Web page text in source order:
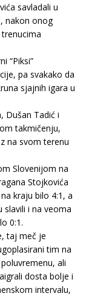
savladali u
nakon onog
“Piksi”
pa svakako da
sjajnih igara u
Dušan Tadić i
takmičenju,
na svom terenu
Slovenijom na
Stojkovića
kraju bilo 4:1, a
slavili i na veoma
0:1.
taj meč je
tim na
ali
dosta bolje i
intervalu,